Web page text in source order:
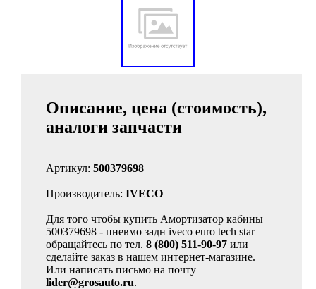
Описание, цена (стоимость),
аналоги запчасти
Артикул: 500379698
Производитель: IVECO
Для того чтобы купить Амортизатор кабины
500379698 - пневмо задн iveco euro tech star
обращайтесь по тел. 8 (800) 511-90-97 или
сделайте заказ в нашем интернет-магазине.
Или написать письмо на почту
lider@grosauto.ru.